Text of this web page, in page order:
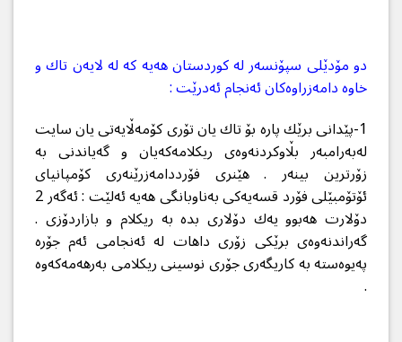
دو مۆدێلی سپۆنسه‌ر له‌ كوردستان هه‌یه‌ كه‌ له‌ لایه‌ن تاك و
خاوه‌ دامه‌زراوه‌كان ئه‌نجام ئه‌درێت :
1-پێدانی برێك پاره بۆ تاك یان تۆری كۆمه‌ڵایه‌تی‌ یان سایت
له‌به‌رامبه‌ر بڵاوكردنه‌وه‌ی ریكلامه‌كه‌یان و گه‌یاندنی به‌
زۆرترین بینه‌ر . هێنری فۆرددامه‌زرێنه‌ری كۆمپانیای
ئۆتۆمبێلی فۆرد قسه‌یه‌كی به‌ناوبانگی هه‌یه‌ ئه‌لێت : ئه‌گه‌ر 2
دۆلارت هه‌بوو یه‌ك دۆلاری بده‌ به‌ ریكلام و بازاردۆزی .
گه‌راندنه‌وه‌ی برێكی زۆری داهات له‌ ئه‌نجامی ئه‌م جۆره‌
په‌یوه‌سته‌ به‌ كاریگه‌ری جۆری نوسینی ریكلامی به‌رهه‌مه‌كه‌وه‌
.